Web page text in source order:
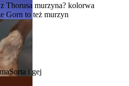
Thorusa murzyna? kolorwa
Gorn to też murzyn
i gej